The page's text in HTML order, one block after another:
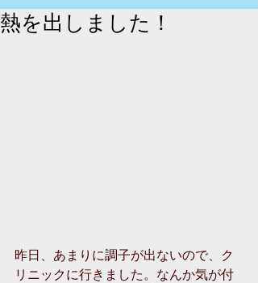
熱を出しました！
昨日、あまりに調子が出ないので、ク
リニックに行きました。なんか気が付